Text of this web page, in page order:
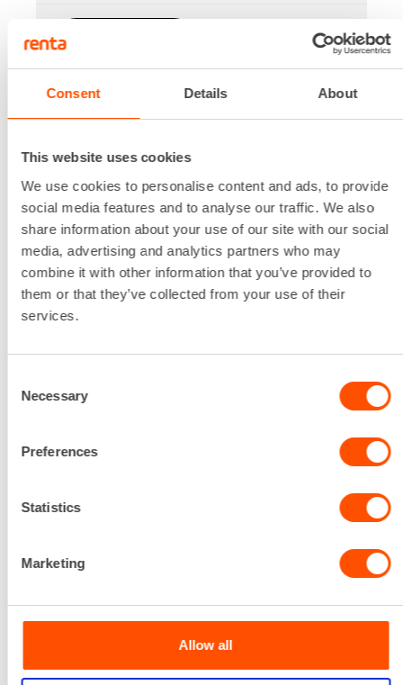
Consent Details About
This website uses cookies
We use cookies to personalise content and ads, to provide
social media features and to analyse our traffic. We also
share information about your use of our site with our social
media, advertising and analytics partners who may
combine it with other information that you’ve provided to
them or that they’ve collected from your use of their
services.
Selection
Necessary
Preferences
Statistics
Marketing
Allow all
MATERIAALINOSTIN 5,6 M
Nostokorkeus
Nostokyky
Paino
36 kg
Seuraavat pv ? 38,59 €/ pv